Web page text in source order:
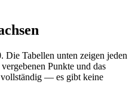
Die Tabellen unten zeigen jeden
Punkte und das
— es gibt keine